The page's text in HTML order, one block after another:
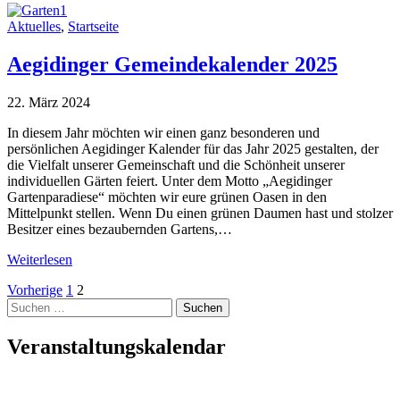
Aktuelles, Startseite
Aegidinger Gemeindekalender 2025
22. März 2024
In diesem Jahr möchten wir einen ganz besonderen und
persönlichen Aegidinger Kalender für das Jahr 2025 gestalten, der
die Vielfalt unserer Gemeinschaft und die Schönheit unserer
individuellen Gärten feiert. Unter dem Motto „Aegidinger
Gartenparadiese“ möchten wir eure grünen Oasen in den
Mittelpunkt stellen. Wenn Du einen grünen Daumen hast und stolzer
Besitzer eines bezaubernden Gartens,…
Weiterlesen
Seitennummerierung
der
Beiträge
Vorherige 1 2
Suche
nach:
Veranstaltungskalendar